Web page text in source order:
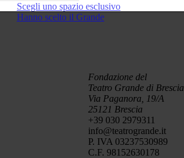
Scegli uno spazio esclusivo
Hanno scelto il Grande
Fondazione del
Teatro Grande di Brescia
Via Paganora, 19/A
25121 Brescia
+39 030 2979311
info@teatrogrande.it
P. IVA 03237530989
C.F. 98152630178